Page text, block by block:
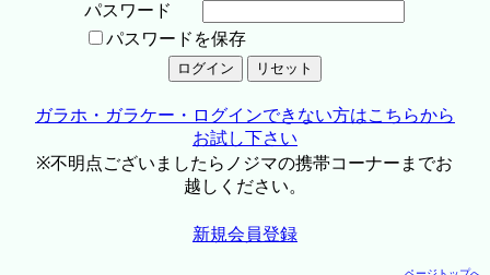
パスワード
パスワードを保存
ガラホ・ガラケー・ログインできない方はこちらから
お試し下さい
※不明点ございましたらノジマの携帯コーナーまでお
越しください。
新規会員登録